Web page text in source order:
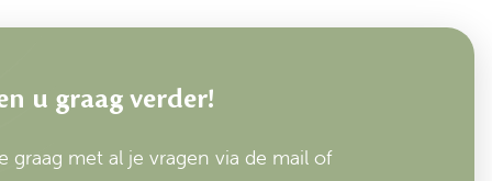
u graag verder!
graag met al je vragen via de mail of